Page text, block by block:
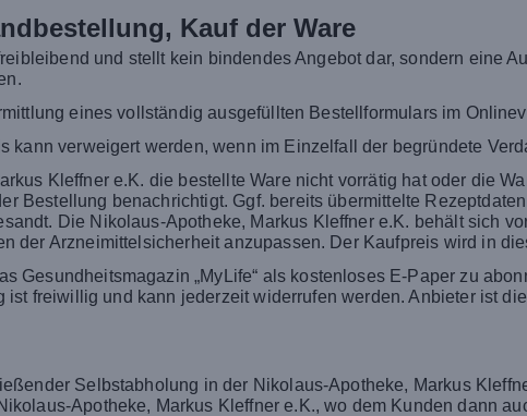
Kauf der Ware
und stellt kein bindendes Angebot dar, sondern eine
eines vollständig ausgefüllten Bestellformulars im
kann verweigert werden, wenn im Einzelfall der begründete
Kleffner e.K. die bestellte Ware nicht vorrätig hat oder die
Bestellung benachrichtigt. Ggf. bereits übermittelte
Die Nikolaus-Apotheke, Markus Kleffner e.K. behält sich
der Arzneimittelsicherheit anzupassen. Der Kaufpreis wird in
Gesundheitsmagazin „MyLife“ als kostenloses E-Paper zu
freiwillig und kann jederzeit widerrufen werden. Anbieter ist
Selbstabholung in der Nikolaus-Apotheke, Markus
Apotheke, Markus Kleffner e.K., wo dem Kunden dann